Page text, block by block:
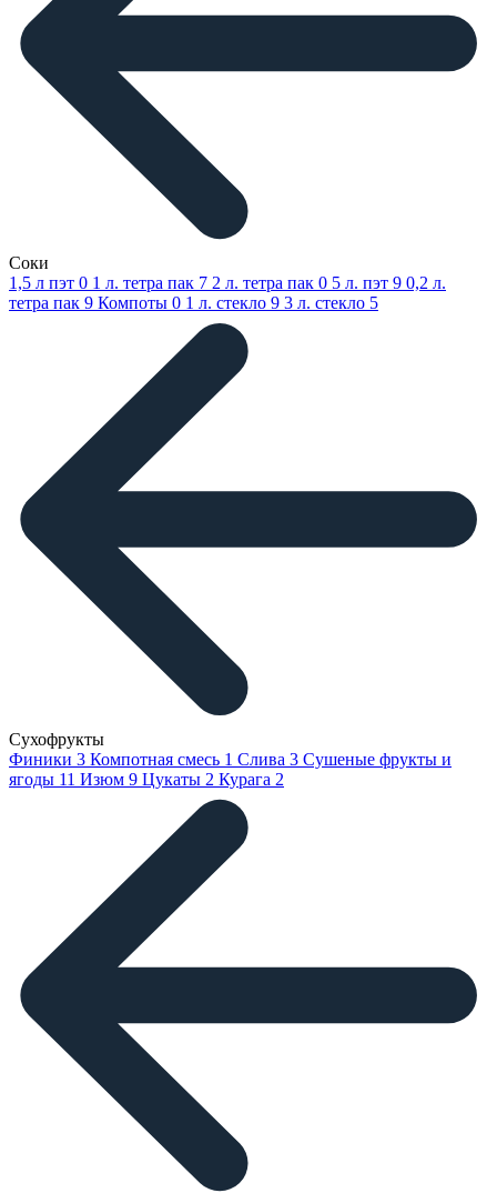
Соки
1,5 л пэт 0 1 л. тетра пак 7 2 л. тетра пак 0 5 л. пэт 9 0,2 л.
тетра пак 9 Компоты 0 1 л. стекло 9 3 л. стекло 5
Сухофрукты
Финики 3 Компотная смесь 1 Слива 3 Сушеные фрукты и
ягоды 11 Изюм 9 Цукаты 2 Курага 2